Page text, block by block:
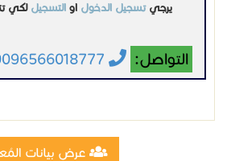
يرجيتسجيل الدخول او التسجيل لكي
التواصل:
عرض بيانات